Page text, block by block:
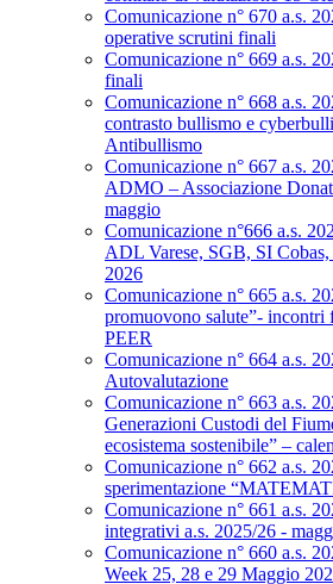
Comunicazione n° 670 a.s.
operative scrutini finali
Comunicazione n° 669 a.s.
finali
Comunicazione n° 668 a.s.
contrasto bullismo e
Antibullismo
Comunicazione n° 667 a.s.
ADMO – Associazione
maggio
Comunicazione n°666 a.s.
ADL Varese, SGB, SI
2026
Comunicazione n° 665 a.s.
promuovono salute”-
PEER
Comunicazione n° 664 a.s.
Autovalutazione
Comunicazione n° 663 a.s.
Generazioni Custodi del
ecosistema sostenibile” –
Comunicazione n° 662 a.s.
sperimentazione
Comunicazione n° 661 a.s.
integrativi a.s. 2025/26 -
Comunicazione n° 660 a.s.
Week 25, 28 e 29 Maggio